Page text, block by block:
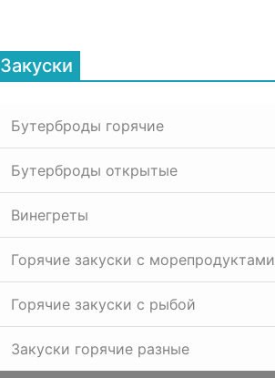
Закуски
Бутерброды горячие
Бутерброды открытые
Винегреты
Горячие закуски с морепродуктами
Горячие закуски с рыбой
Закуски горячие разные